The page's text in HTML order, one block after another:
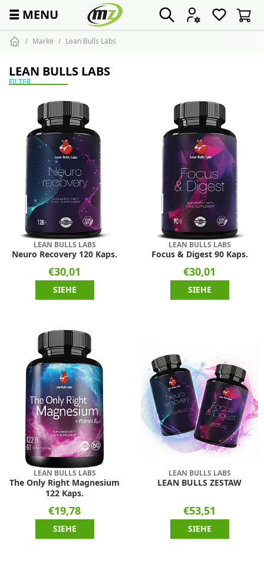
☰ MENU
Marke Lean Bulls Labs
LEAN BULLS LABS
FILTER
LEAN BULLS LABS
Neuro Recovery 120 Kaps.
€30,01
SIEHE
LEAN BULLS LABS
Focus & Digest 90 Kaps.
€30,01
SIEHE
LEAN BULLS LABS
The Only Right Magnesium
122 Kaps.
€19,78
SIEHE
LEAN BULLS LABS
LEAN BULLS ZESTAW
€53,51
SIEHE